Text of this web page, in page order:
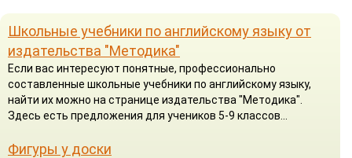
Школьные учебники по английскому языку от
издательства "Методика"
Если вас интересуют понятные, профессионально
составленные школьные учебники по английскому языку,
найти их можно на странице издательства "Методика".
Здесь есть предложения для учеников 5-9 классов...
Фигуры у доски